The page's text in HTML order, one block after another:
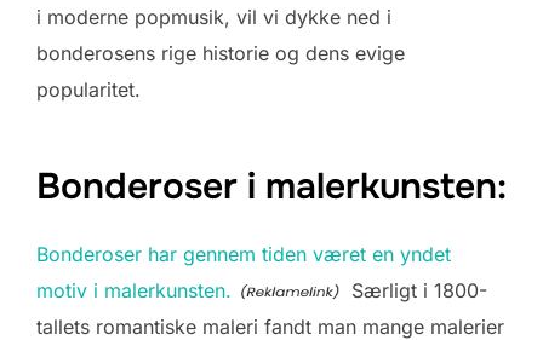
i moderne popmusik, vil vi dykke ned i
bonderosens rige historie og dens evige
popularitet.
Bonderoser i malerkunsten:
Bonderoser har gennem tiden været en yndet
motiv i malerkunsten.
Særligt i 1800-
tallets romantiske maleri fandt man mange malerier